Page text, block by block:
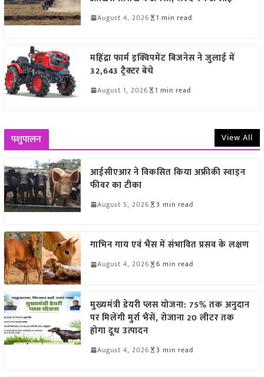
August 4, 2026 1 min read
महिंद्रा फार्म इक्विपमेंट बिजनेस ने जुलाई में
32,643 ट्रैक्टर बेचे
August 1, 2026 1 min read
पशुपालन View All
आईसीएआर ने विकसित किया अफ्रीकी स्वाइन
फीवर का टीका
August 5, 2026 3 min read
गाभिन गाय एवं भैंस में संभावित प्रसव के लक्षण
August 4, 2026 6 min read
मुख्यमंत्री डेयरी प्लस योजना: 75% तक अनुदान
पर मिलेंगी मुर्रा भैंसें, रोजाना 20 लीटर तक
होगा दूध उत्पादन
August 4, 2026 3 min read